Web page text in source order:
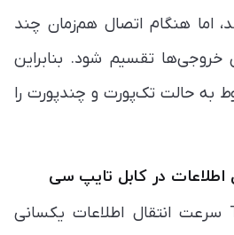
اما هنگام اتصال هم‌زمان چند
خروجی‌ها تقسیم شود. بنابراین
حالت تک‌پورت و چندپورت را
همه کابل‌های Type-C سرعت انتقال اطلاعات یکسانی